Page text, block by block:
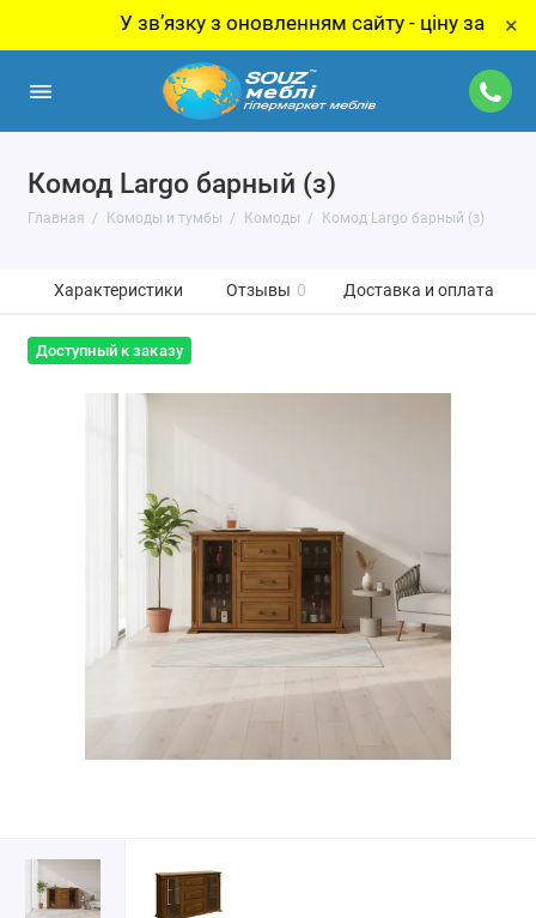
У звʼязку з оновленням сайту - ціну за товар ×
Комод Largo барный (з)
Главная Комоды и тумбы Комоды Комод Largo барный (з)
Характеристики Отзывы 0 Доставка и оплата
Доступный к заказу